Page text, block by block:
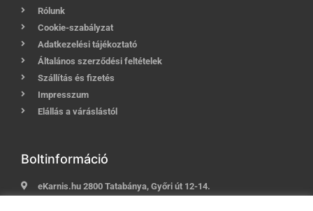
Rólunk
Cookie-szabályzat
Adatkezelési tájékoztató
Általános szerződési feltételek
Szállítás és fizetés
Impresszum
Elállás a váráslástól
Boltinformáció
eKarnis.hu 2800 Tatabánya, Győri út 12-14.